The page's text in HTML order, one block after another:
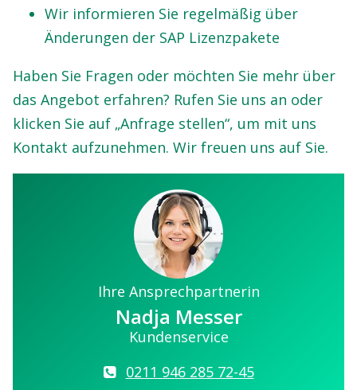
Wir informieren Sie regelmäßig über
Änderungen der SAP Lizenzpakete
Haben Sie Fragen oder möchten Sie mehr über
das Angebot erfahren? Rufen Sie uns an oder
klicken Sie auf „Anfrage stellen“, um mit uns
Kontakt aufzunehmen. Wir freuen uns auf Sie.
Ihre Ansprechpartnerin
Nadja Messer
Kundenservice
0211 946 285 72-45